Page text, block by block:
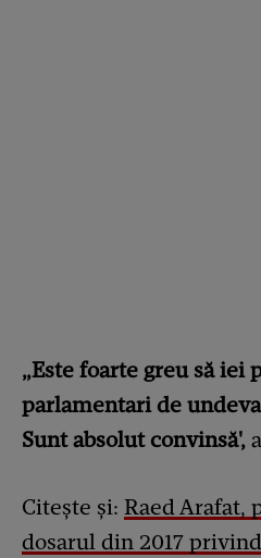
„Este foarte greu să iei
parlamentari de
Sunt absolut convinsă',
Citește și: Raed Arafat,
dosarul din 2017